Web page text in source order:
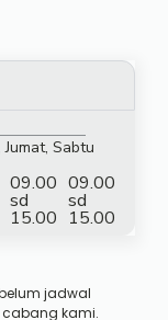
Jumat, Sabtu
09.00
sd
15.00
09.00
sd
15.00
jadwal
kami.